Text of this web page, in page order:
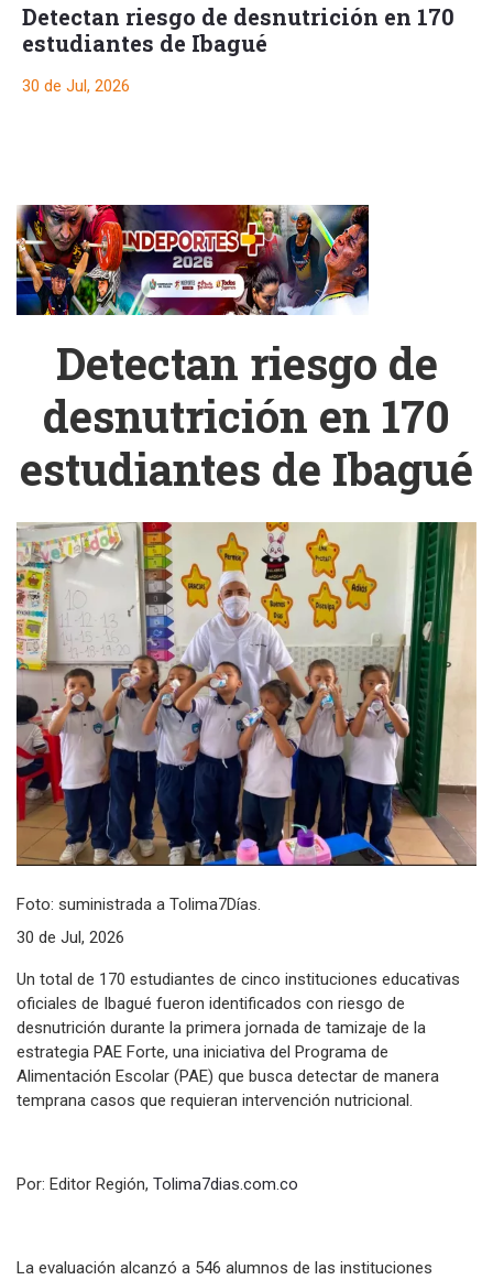
Detectan riesgo de desnutrición en 170
estudiantes de Ibagué
30 de Jul, 2026
Detectan riesgo de
desnutrición en 170
estudiantes de Ibagué
Foto: suministrada a Tolima7Días.
30 de Jul, 2026
Un total de 170 estudiantes de cinco instituciones educativas
oficiales de Ibagué fueron identificados con riesgo de
desnutrición durante la primera jornada de tamizaje de la
estrategia PAE Forte, una iniciativa del Programa de
Alimentación Escolar (PAE) que busca detectar de manera
temprana casos que requieran intervención nutricional.
Por: Editor Región, Tolima7dias.com.co
La evaluación alcanzó a 546 alumnos de las instituciones